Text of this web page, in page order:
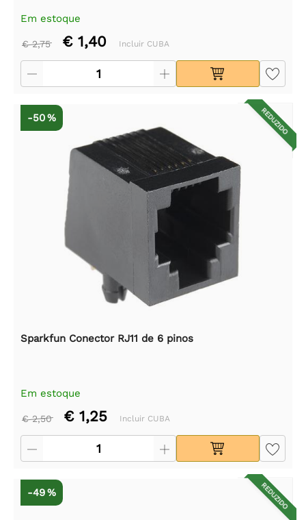
Em estoque
€ 2,75 € 1,40 Incluir CUBA
REDUZIDO
-50 %
Sparkfun Conector RJ11 de 6 pinos
Em estoque
€ 2,50 € 1,25 Incluir CUBA
REDUZIDO
-49 %